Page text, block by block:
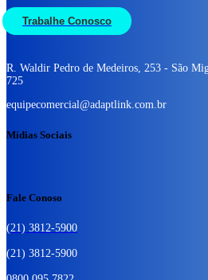
Trabalhe Conosco
R. Waldir Pedro de Medeiros, 253 - São
725
equipecomercial@adaptlink.com.br
Mídias Sociais
Fale Conoso
(21) 3812-5900
(21) 3812-5900